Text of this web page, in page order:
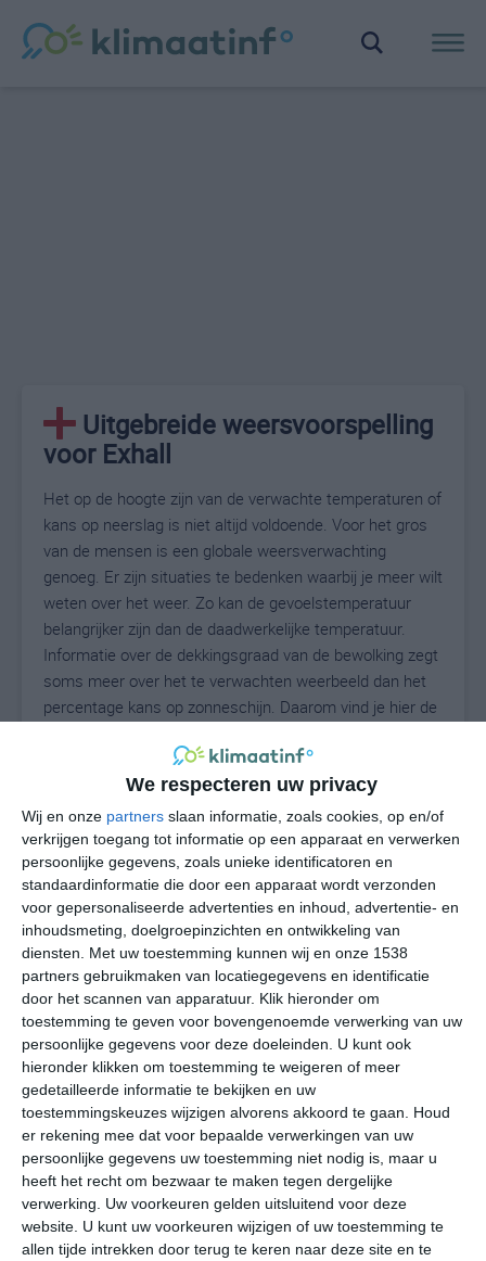
We respecteren uw privacy
Wij en onze partners slaan informatie, zoals cookies, op en/of
verkrijgen toegang tot informatie op een apparaat en verwerken
persoonlijke gegevens, zoals unieke identificatoren en
standaardinformatie die door een apparaat wordt verzonden
voor gepersonaliseerde advertenties en inhoud, advertentie- en
inhoudsmeting, doelgroepinzichten en ontwikkeling van
diensten.
Met uw toestemming kunnen wij en onze 1538
partners gebruikmaken van locatiegegevens en identificatie
door het scannen van apparatuur. Klik hieronder om
toestemming te geven voor bovengenoemde verwerking van uw
persoonlijke gegevens voor deze doeleinden. U kunt ook
hieronder klikken om toestemming te weigeren of meer
gedetailleerde informatie te bekijken en uw
toestemmingskeuzes wijzigen alvorens akkoord te gaan.
Houd
er rekening mee dat voor bepaalde verwerkingen van uw
persoonlijke gegevens uw toestemming niet nodig is, maar u
heeft het recht om bezwaar te maken tegen dergelijke
verwerking. Uw voorkeuren gelden uitsluitend voor deze
website. U kunt uw voorkeuren wijzigen of uw toestemming te
allen tijde intrekken door terug te keren naar deze site en te
Uitgebreide weersvoorspelling
voor Exhall
Het op de hoogte zijn van de verwachte temperaturen of
kans op neerslag is niet altijd voldoende. Voor het gros
van de mensen is een globale weersverwachting
genoeg. Er zijn situaties te bedenken waarbij je meer wilt
weten over het weer. Zo kan de gevoelstemperatuur
belangrijker zijn dan de daadwerkelijke temperatuur.
Informatie over de dekkingsgraad van de bewolking zegt
soms meer over het te verwachten weerbeeld dan het
percentage kans op zonneschijn. Daarom vind je hier de
18°C
do
20° 14°
vr
23° 10°
za
25° 11°
zo
25° 15° 23°
15°C 12°C 11°C 10°C 17°C
22:00 01:00 04:00 07:00 10:00
22:00 01:00 04:00 07:00 10:00